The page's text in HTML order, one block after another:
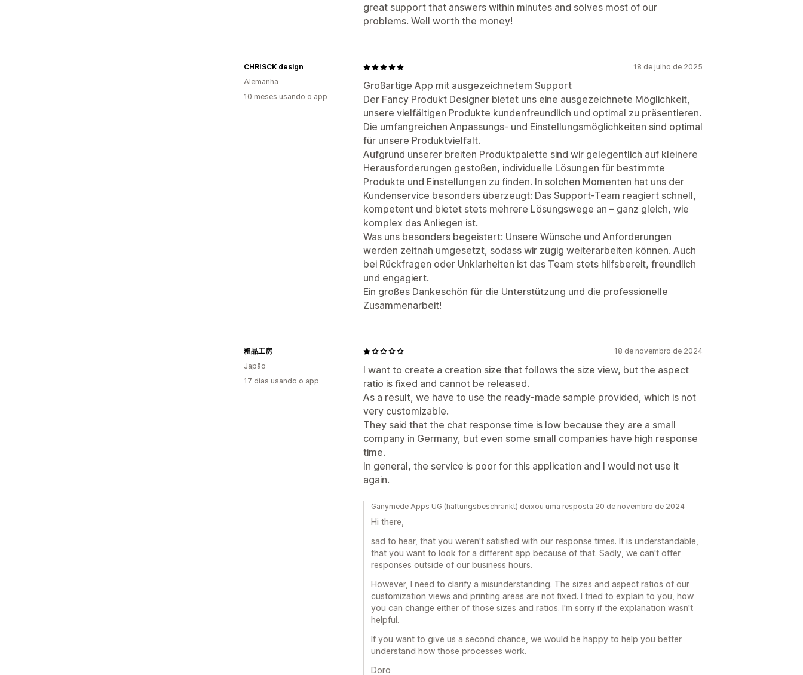
great support that answers within minutes and solves most of our
problems. Well worth the money!
18 de julho de 2025
Großartige App mit ausgezeichnetem Support
Der Fancy Produkt Designer bietet uns eine ausgezeichnete Möglichkeit,
unsere vielfältigen Produkte kundenfreundlich und optimal zu präsentieren.
Die umfangreichen Anpassungs- und Einstellungsmöglichkeiten sind optimal
für unsere Produktvielfalt.
Aufgrund unserer breiten Produktpalette sind wir gelegentlich auf kleinere
Herausforderungen gestoßen, individuelle Lösungen für bestimmte
Produkte und Einstellungen zu finden. In solchen Momenten hat uns der
Kundenservice besonders überzeugt: Das Support-Team reagiert schnell,
kompetent und bietet stets mehrere Lösungswege an – ganz gleich, wie
komplex das Anliegen ist.
Was uns besonders begeistert: Unsere Wünsche und Anforderungen
werden zeitnah umgesetzt, sodass wir zügig weiterarbeiten können. Auch
bei Rückfragen oder Unklarheiten ist das Team stets hilfsbereit, freundlich
und engagiert.
Ein großes Dankeschön für die Unterstützung und die professionelle
Zusammenarbeit!
CHRISCK design
Alemanha
10 meses usando o app
18 de novembro de 2024
I want to create a creation size that follows the size view, but the aspect
ratio is fixed and cannot be released.
As a result, we have to use the ready-made sample provided, which is not
very customizable.
They said that the chat response time is low because they are a small
company in Germany, but even some small companies have high response
time.
In general, the service is poor for this application and I would not use it
again.
粗品工房
Japão
17 dias usando o app
Ganymede Apps UG (haftungsbeschränkt) deixou uma resposta 20 de novembro de 2024
Hi there,
sad to hear, that you weren't satisfied with our response times. It is understandable,
that you want to look for a different app because of that. Sadly, we can't offer
responses outside of our business hours.
However, I need to clarify a misunderstanding. The sizes and aspect ratios of our
customization views and printing areas are not fixed. I tried to explain to you, how
you can change either of those sizes and ratios. I'm sorry if the explanation wasn't
helpful.
If you want to give us a second chance, we would be happy to help you better
understand how those processes work.
Doro